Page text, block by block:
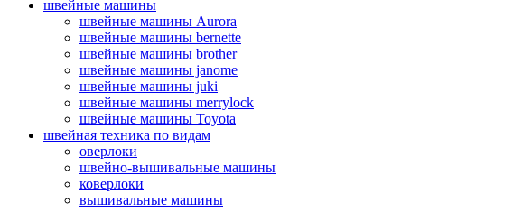
швейные машины
швейные машины Aurora
швейные машины bernette
швейные машины brother
швейные машины janome
швейные машины juki
швейные машины merrylock
швейные машины Toyota
швейная техника по видам
оверлоки
швейно-вышивальные машины
коверлоки
вышивальные машины